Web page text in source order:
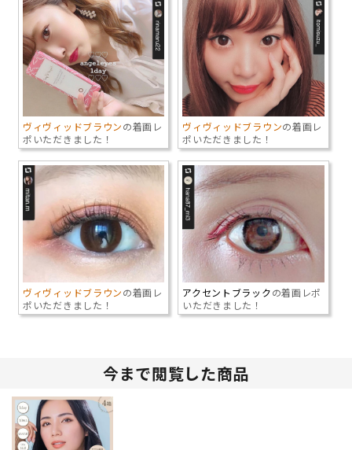
ヴィヴィッドブラウンの着画レ
ポいただきました！
ヴィヴィッドブラウンの着画レ
ポいただきました！
ヴィヴィッドブラウンの着画レ
ポいただきました！
アクセントブラックの着画レポ
いただきました！
今まで閲覧した商品